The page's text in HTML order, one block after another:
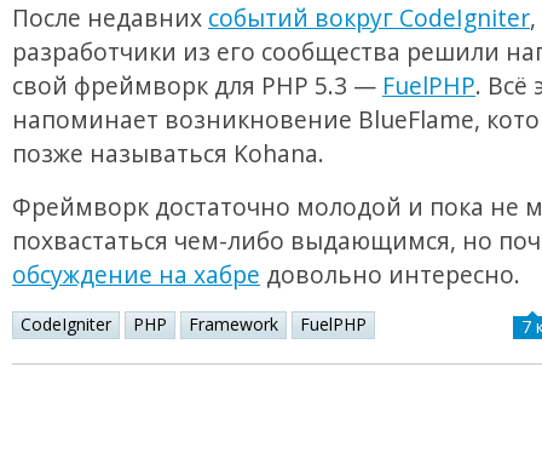
После недавних событий вокруг CodeIgniter
разработчики из его сообщества решили
свой фреймворк для PHP 5.3 — FuelPHP. Всё
напоминает возникновение BlueFlame,
позже называться Kohana.
Фреймворк достаточно молодой и пока не
похвастаться чем-либо выдающимся, но
обсуждение на хабре довольно интересно.
CodeIgniter PHP Framework FuelPHP 7